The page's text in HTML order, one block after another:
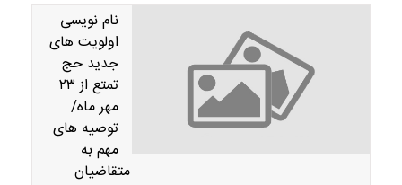
نام نویسی
اولویت های
جدید حج
تمتع از ۲۳
مهر ماه/
توصیه های
مهم به
متقاضیان